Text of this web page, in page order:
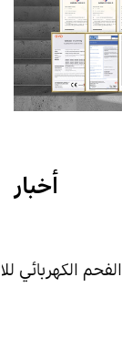
أخبار
ما مدى